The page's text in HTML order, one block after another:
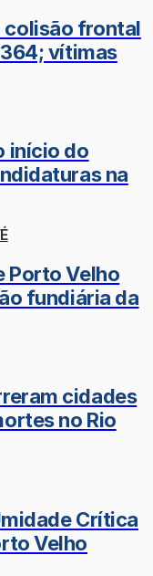
colisão frontal
vítimas
início do
na
Porto Velho
fundiária da
cidades
no Rio
Crítica
Velho